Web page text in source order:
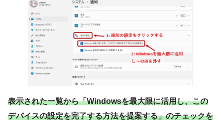
表示された一覧から「Windowsを最大限に活用し、この
デバイスの設定を完了する方法を提案する」のチェックを